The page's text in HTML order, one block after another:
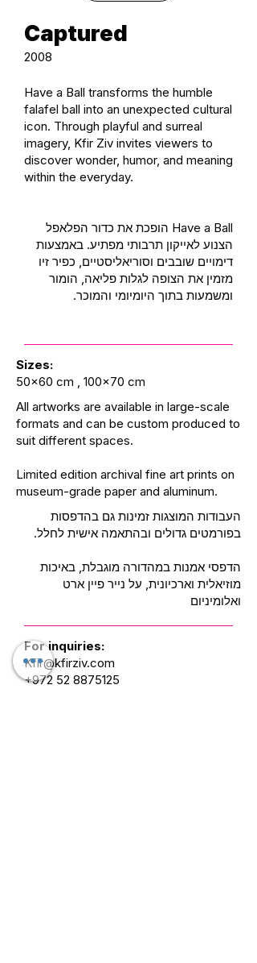
Captured
2008
Have a Ball transforms the humble
falafel ball into an unexpected cultural
icon. Through playful and surreal
imagery, Kfir Ziv invites viewers to
discover wonder, humor, and meaning
within the everyday.
Have a Ball הופכת את כדור הפלאפל
הצנוע לאייקון תרבותי מפתיע. באמצעות
דימויים שובבים וסוריאליסטיים, כפיר זיו
מזמין את הצופה לגלות פליאה, הומור
ומשמעות בתוך היומיומי והמוכר.
Sizes:
50x60 cm , 100x70 cm
All artworks are available in large-scale
formats and can be custom produced to
suit different spaces.
Limited edition archival fine art prints on
museum-grade paper and aluminum.
העבודות המוצגות זמינות גם בהדפסות
בפורמטים גדולים ובהתאמה אישית לחלל.
הדפסי אמנות במהדורה מוגבלת, באיכות
מוזיאלית וארכיונית, על נייר פיין ארט
ואלומיניום
For inquiries:
Kfir@kfirziv.com
+972 52 8875125